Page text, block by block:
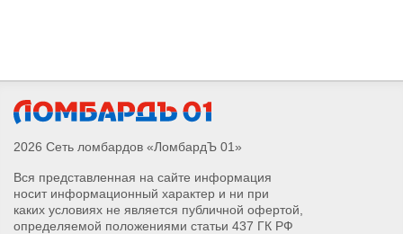
Скупка мобильного телефона Infinix
Скупка мобильного телефона Tecno
Скупка мобильного телефона Huawei
Скупка мобильного телефона Realme
Скупка мобильного телефона Honor
2026 Сеть ломбардов «ЛомбардЪ 01»
Вся представленная на сайте информация
носит информационный характер и ни при
каких условиях не является публичной офертой,
определяемой положениями статьи 437 ГК РФ